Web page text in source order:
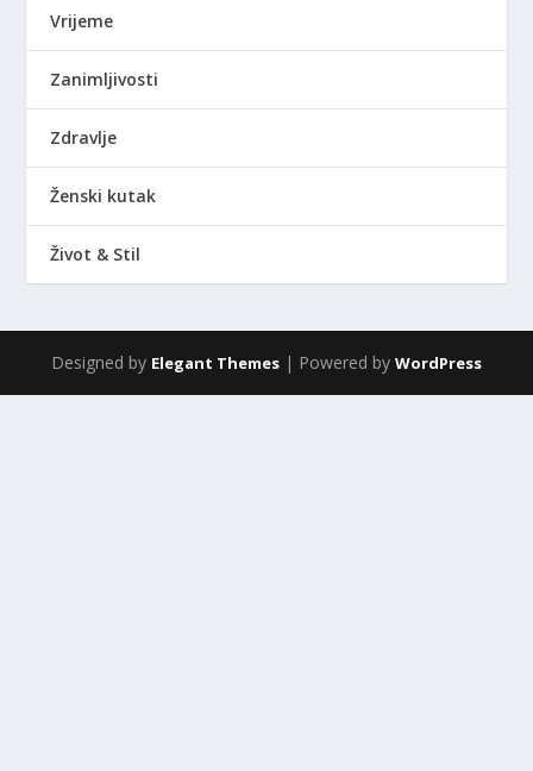
Vrijeme
Zanimljivosti
Zdravlje
Ženski kutak
Život & Stil
Designed by Elegant Themes | Powered by WordPress